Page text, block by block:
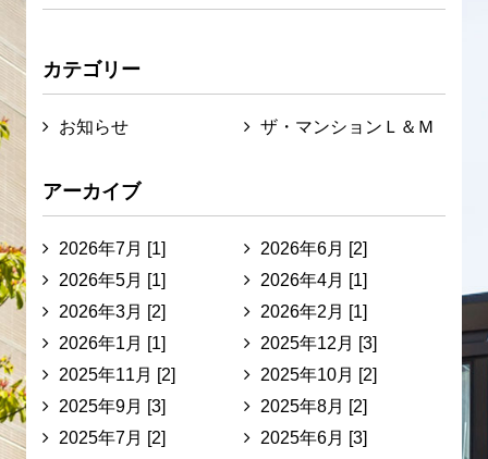
カテゴリー
お知らせ ザ・マンションＬ＆Ｍ
アーカイブ
2026年7月 [1]
2026年6月 [2]
2026年5月 [1]
2026年4月 [1]
2026年3月 [2]
2026年2月 [1]
2026年1月 [1]
2025年12月 [3]
2025年11月 [2]
2025年10月 [2]
2025年9月 [3]
2025年8月 [2]
2025年7月 [2]
2025年6月 [3]